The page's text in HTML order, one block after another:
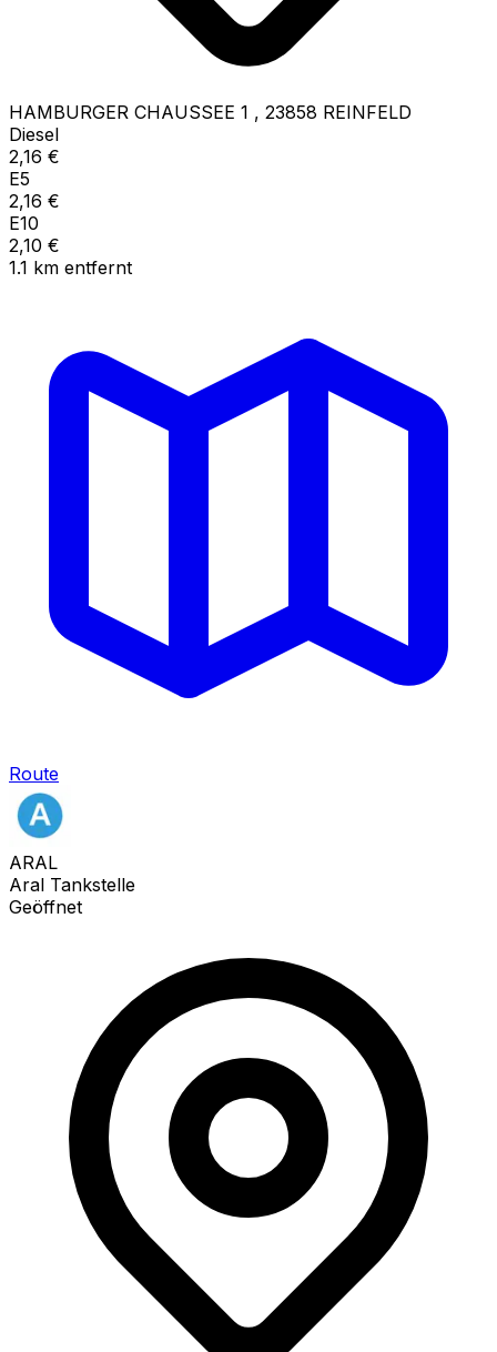
HAMBURGER CHAUSSEE 1 , 23858 REINFELD
Diesel
2,16 €
E5
2,16 €
E10
2,10 €
1.1 km entfernt
Route
ARAL
Aral Tankstelle
Geöffnet